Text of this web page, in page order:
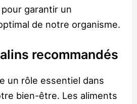
garantir un
de notre organisme.
recommandés
un rôle essentiel dans
bien-être. Les aliments